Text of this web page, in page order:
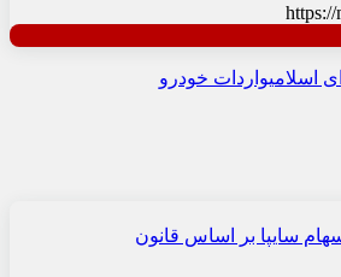
اسلامیواردات خودرو